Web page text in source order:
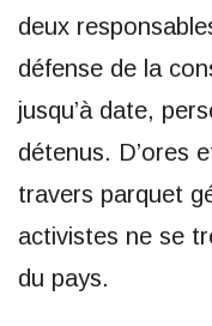
deux
défense de la
jusqu’à date,
détenus. D’ores
travers parquet
activistes ne se
du pays.